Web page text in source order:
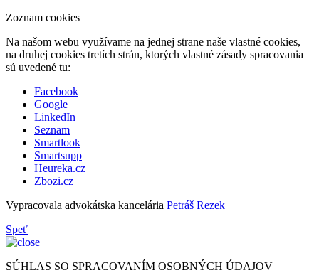
Zoznam cookies
Na našom webu využívame na jednej strane naše vlastné cookies,
na druhej cookies tretích strán, ktorých vlastné zásady spracovania
sú uvedené tu:
Facebook
Google
LinkedIn
Seznam
Smartlook
Smartsupp
Heureka.cz
Zbozi.cz
Vypracovala advokátska kancelária Petráš Rezek
Speť
SÚHLAS SO SPRACOVANÍM OSOBNÝCH ÚDAJOV